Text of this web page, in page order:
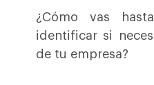
¿Cómo vas
identificar si
de tu empresa?